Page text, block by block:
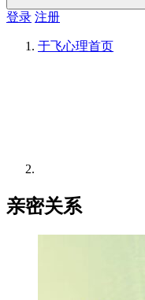
登录 注册
于飞心理首页
亲密关系